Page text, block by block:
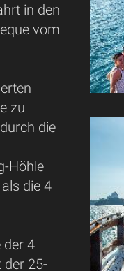
in den
vom
zu
die
Höhle
die 4
der 4
der 25-